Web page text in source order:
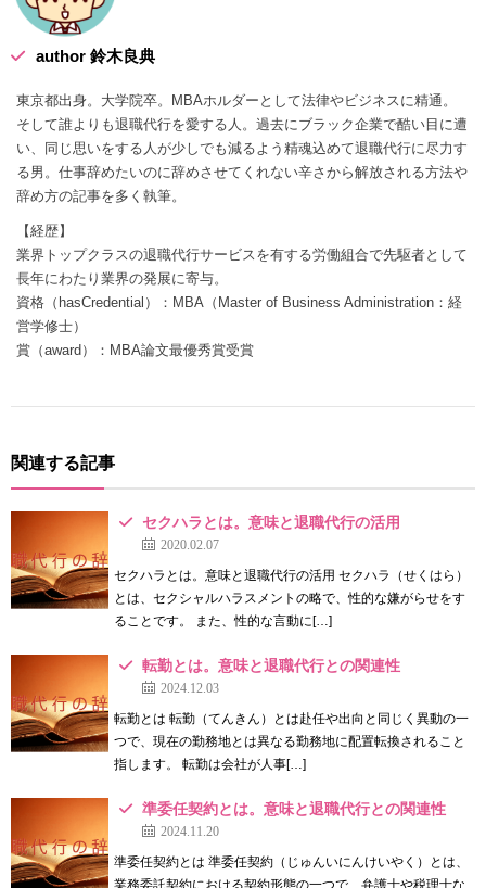
author 鈴木良典
東京都出身。大学院卒。MBAホルダーとして法律やビジネスに精通。
そして誰よりも退職代行を愛する人。過去にブラック企業で酷い目に遭
い、同じ思いをする人が少しでも減るよう精魂込めて退職代行に尽力す
る男。仕事辞めたいのに辞めさせてくれない辛さから解放される方法や
辞め方の記事を多く執筆。
【経歴】
業界トップクラスの退職代行サービスを有する労働組合で先駆者として
長年にわたり業界の発展に寄与。
資格（hasCredential）：MBA（Master of Business Administration：経
営学修士）
賞（award）：MBA論文最優秀賞受賞
関連する記事
セクハラとは。意味と退職代行の活用
2020.02.07
セクハラとは。意味と退職代行の活用 セクハラ（せくはら）
とは、セクシャルハラスメントの略で、性的な嫌がらせをす
ることです。 また、性的な言動に[…]
転勤とは。意味と退職代行との関連性
2024.12.03
転勤とは 転勤（てんきん）とは赴任や出向と同じく異動の一
つで、現在の勤務地とは異なる勤務地に配置転換されること
指します。 転勤は会社が人事[…]
準委任契約とは。意味と退職代行との関連性
2024.11.20
準委任契約とは 準委任契約（じゅんいにんけいやく）とは、
業務委託契約における契約形態の一つで、弁護士や税理士な